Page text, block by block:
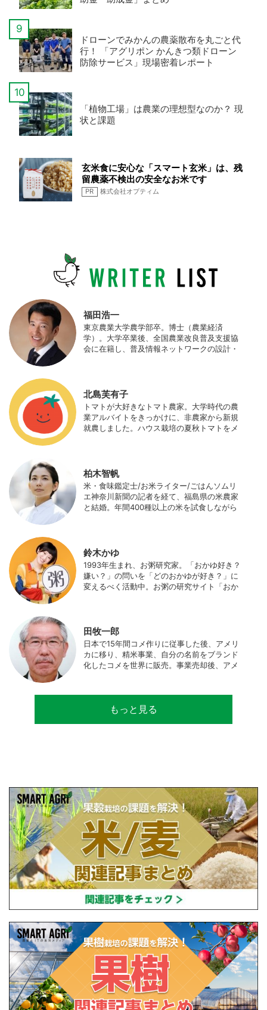
ドローンでみかんの農薬散布を丸ごと代
行！ 「アグリポン かんきつ類ドローン
防除サービス」現場密着レポート
「植物工場」は農業の理想型なのか？ 現
状と課題
玄米食に安心な「スマート玄米」は、残
留農薬不検出の安全なお米です
PR 株式会社オプティム
福田浩一
東京農業大学農学部卒。博士（農業経済
学）。大学卒業後、全国農業改良普及支援協
会に在籍し、普及情報ネットワークの設計・
の実証試験や農産物輸出などに関わった。主
にスマート農業の実証試験やコンサルなどに
携わっている。 HP：http://www.ijas.co.jp/
北島芙有子
トマトが大好きなトマト農家。大学時代の農
業アルバイトをきっかけに、非農家から新規
就農しました。ハウス栽培の夏秋トマトをメ
柏木智帆
米・食味鑑定士/お米ライター/ごはんソムリ
エ神奈川新聞の記者を経て、福島県の米農家
と結婚。年間400種以上の米を試食しながら
食事やお弁当づくりを通して、食育にも目を
向けている。プロフィール写真 ©杉山晃造
鈴木かゆ
1993年生まれ、お粥研究家。「おかゆ好き？
嫌い？」の問いを「どのおかゆが好き？」に
変えるべく活動中。お粥の研究サイト「おか
田牧一郎
日本で15年間コメ作りに従事した後、アメリ
カに移り、精米事業、自分の名前をブランド
化したコメを世界に販売。事業売却後、アメ
サルティングとして関わり、企業などの依頼
で世界12カ国の良質米生産可能産地を訪問調
もっと見る